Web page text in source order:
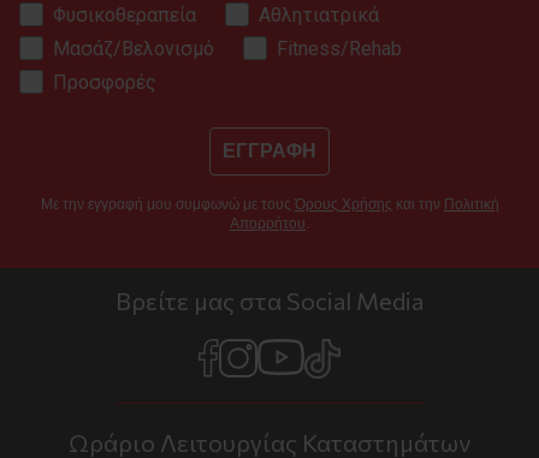
Φυσικοθεραπεία
Αθλητιατρικά
Μασάζ/Βελονισμό
Fitness/Rehab
Προσφορές
ΕΓΓΡΑΦΗ
Με την εγγραφή μου συμφωνώ με τους Όρους Χρήσης και την Πολιτική
Απορρήτου
Βρείτε μας στα Social Media
Ωράριο Λειτουργίας Καταστημάτων